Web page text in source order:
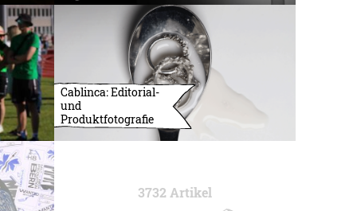
Cablinca: Editorial-
und
Produktfotografie
3732 Artikel